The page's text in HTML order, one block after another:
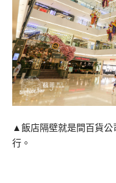
▲飯店隔壁就是間百貨公
行。